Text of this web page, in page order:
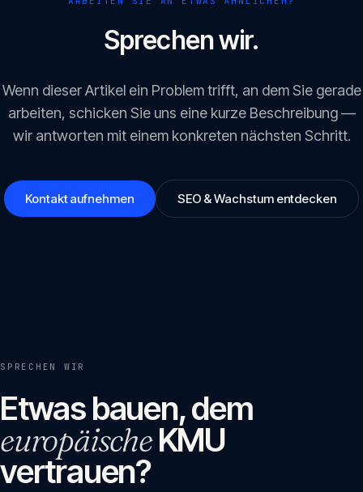
Sprechen wir.
Wenn dieser Artikel ein Problem trifft, an dem Sie gerade
arbeiten, schicken Sie uns eine kurze Beschreibung —
wir antworten mit einem konkreten nächsten Schritt.
Kontakt aufnehmen SEO & Wachstum entdecken
SPRECHEN WIR
Etwas bauen, dem
europäischeKMU
vertrauen?